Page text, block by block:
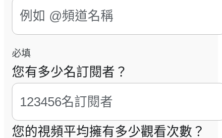
必填
您有多少名訂閱者？
您的視頻平均擁有多少觀看次數？